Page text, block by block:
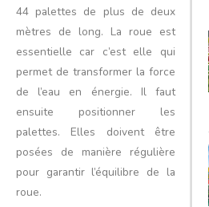
44 palettes de plus de deux
mètres de long. La roue est
essentielle car c’est elle qui
permet de transformer la force
de l’eau en énergie. Il faut
ensuite positionner les
palettes. Elles doivent être
posées de manière régulière
pour garantir l’équilibre de la
roue.